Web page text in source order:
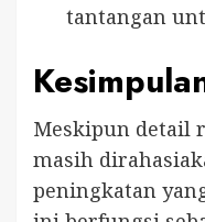
tantangan
Meskipun detail
masih
peningkatan